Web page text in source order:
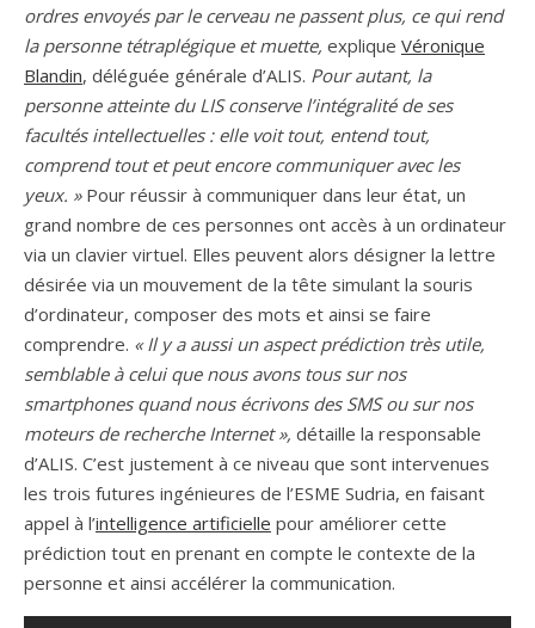
ordres envoyés par le cerveau ne passent plus, ce qui rend
la personne tétraplégique et muette, explique Véronique
Blandin, déléguée générale d’ALIS. Pour autant, la
personne atteinte du LIS conserve l’intégralité de ses
facultés intellectuelles : elle voit tout, entend tout,
comprend tout et peut encore communiquer avec les
yeux. »Pour réussir à communiquer dans leur état, un
grand nombre de ces personnes ont accès à un ordinateur
via un clavier virtuel. Elles peuvent alors désigner la lettre
désirée via un mouvement de la tête simulant la souris
d’ordinateur, composer des mots et ainsi se faire
comprendre. « Il y a aussi un aspect prédiction très utile,
semblable à celui que nous avons tous sur nos
smartphones quand nous écrivons des SMS ou sur nos
moteurs de recherche Internet », détaille la responsable
d’ALIS. C’est justement à ce niveau que sont intervenues
les trois futures ingénieures de l’ESME Sudria, en faisant
appel à l’intelligence artificielle pour améliorer cette
prédiction tout en prenant en compte le contexte de la
personne et ainsi accélérer la communication.